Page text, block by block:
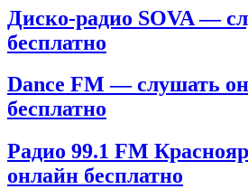
Диско-радио SOVA —
бесплатно
Dance FM — слушать
бесплатно
Радио 99.1 FM
онлайн бесплатно